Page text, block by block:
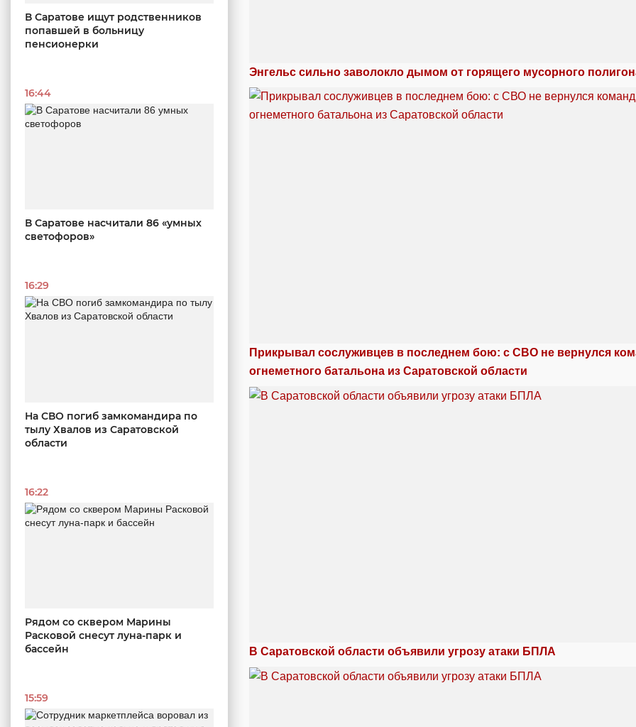
В Саратове ищут родственников
попавшей в больницу
пенсионерки
16:44
В Саратове насчитали 86 «умных
светофоров»
16:29
На СВО погиб замкомандира по
тылу Хвалов из Саратовской
области
16:22
Рядом со сквером Марины
Расковой снесут луна-парк и
бассейн
15:59
Энгельс сильно заволокло дымом от горящего мусорного
Прикрывал сослуживцев в последнем бою: с СВО не вернулся
огнеметного батальона из Саратовской области
В Саратовской области объявили угрозу атаки БПЛА